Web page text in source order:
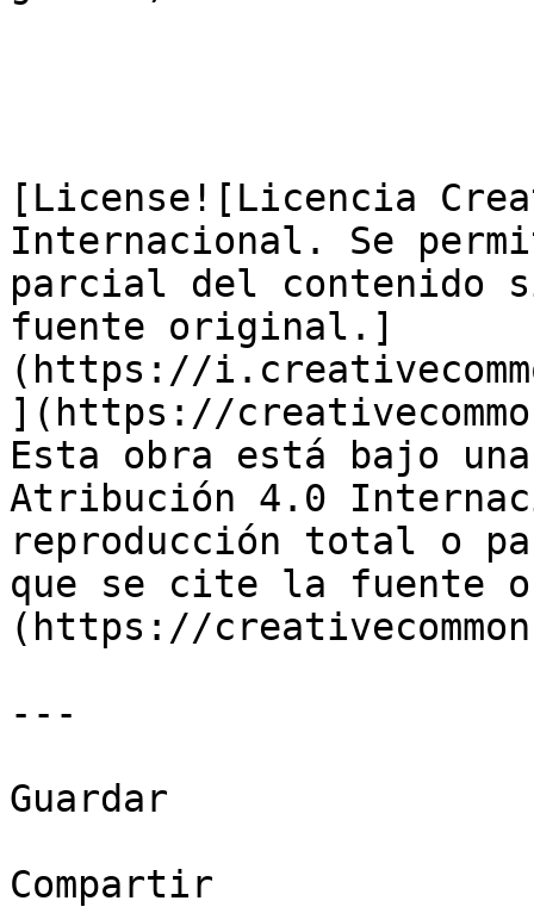
[License![Licencia
Internacional. Se
parcial del contenido
fuente original.]
(https://
](https://
Esta obra está bajo
Atribución 4.0
reproducción total o
que se cite la fuente
(https://
---
Guardar
Compartir